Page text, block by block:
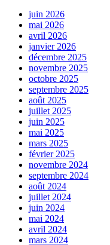
juin 2026
mai 2026
avril 2026
janvier 2026
décembre 2025
novembre 2025
octobre 2025
septembre 2025
août 2025
juillet 2025
juin 2025
mai 2025
mars 2025
février 2025
novembre 2024
septembre 2024
août 2024
juillet 2024
juin 2024
mai 2024
avril 2024
mars 2024